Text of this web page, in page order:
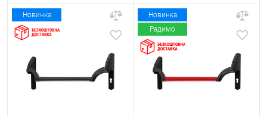
Новинка
Новинка
Радимо